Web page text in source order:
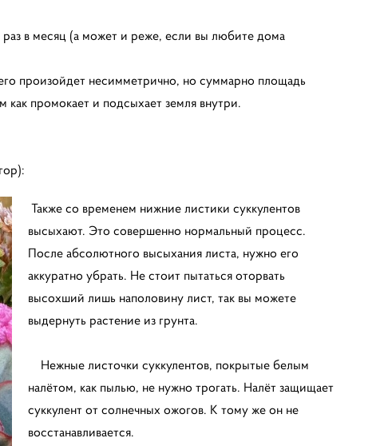
в месяц (а может и реже, если вы любите дома
произойдет несимметрично, но суммарно площадь
промокает и подсыхает земля внутри.
Также со временем нижние листики суккулентов
высыхают. Это совершенно нормальный процесс.
После абсолютного высыхания листа, нужно его
аккуратно убрать. Не стоит пытаться оторвать
высохший лишь наполовину лист, так вы можете
выдернуть растение из грунта.
Нежные листочки суккулентов, покрытые белым
налётом, как пылью, не нужно трогать. Налёт защищает
суккулент от солнечных ожогов. К тому же он не
восстанавливается.